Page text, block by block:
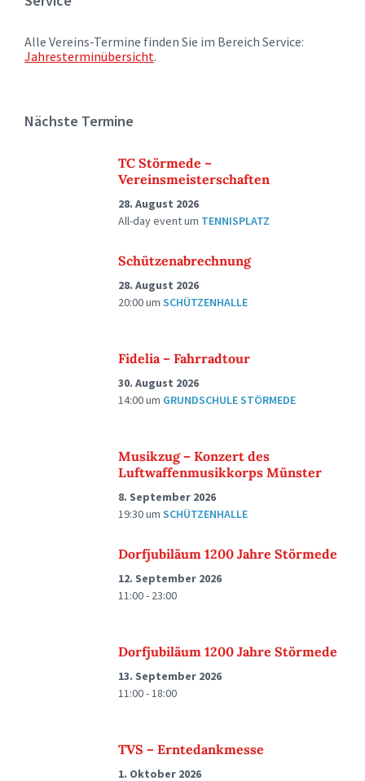
Alle Vereins-Termine finden Sie im Bereich Service:
Jahresterminübersicht.
Nächste Termine
TC Störmede –
Vereinsmeisterschaften
28. August 2026
All-day eventum TENNISPLATZ
Schützenabrechnung
28. August 2026
20:00um SCHÜTZENHALLE
Fidelia – Fahrradtour
30. August 2026
14:00um GRUNDSCHULE STÖRMEDE
Musikzug – Konzert des
Luftwaffenmusikkorps Münster
8. September 2026
19:30um SCHÜTZENHALLE
Dorfjubiläum 1200 Jahre Störmede
12. September 2026
11:00 - 23:00
Dorfjubiläum 1200 Jahre Störmede
13. September 2026
11:00 - 18:00
TVS – Erntedankmesse
1. Oktober 2026